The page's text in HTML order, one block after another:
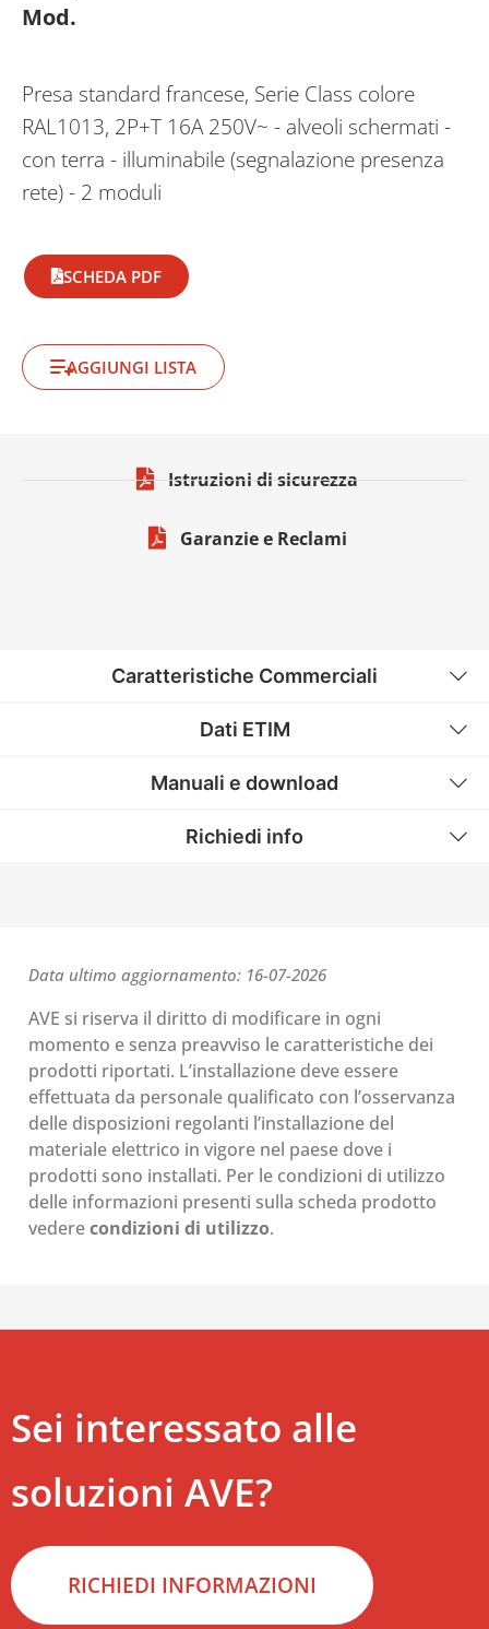
Mod.
Presa standard francese, Serie Class colore
RAL1013, 2P+T 16A 250V~ - alveoli schermati -
con terra - illuminabile (segnalazione presenza
rete) - 2 moduli
SCHEDA PDF
AGGIUNGI LISTA
Istruzioni di sicurezza
Garanzie e Reclami
Caratteristiche Commerciali
Dati ETIM
Manuali e download
Richiedi info
Data ultimo aggiornamento: 16-07-2026
AVE si riserva il diritto di modificare in ogni
momento e senza preavviso le caratteristiche dei
prodotti riportati. L’installazione deve essere
effettuata da personale qualificato con l’osservanza
delle disposizioni regolanti l’installazione del
materiale elettrico in vigore nel paese dove i
prodotti sono installati. Per le condizioni di utilizzo
delle informazioni presenti sulla scheda prodotto
vederecondizioni di utilizzo.
Sei interessato alle
soluzioni AVE?
RICHIEDI INFORMAZIONI